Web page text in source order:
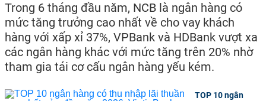
Trong 6 tháng đầu năm, NCB là ngân hàng có
mức tăng trưởng cao nhất về cho vay khách
hàng với xấp xỉ 37%, VPBank và HDBank vượt xa
các ngân hàng khác với mức tăng trên 20% nhờ
tham gia tái cơ cấu ngân hàng yếu kém.
TOP 10 ngân